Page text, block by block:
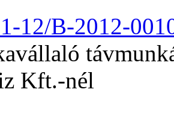
12/B-2012-
Kft.-nél